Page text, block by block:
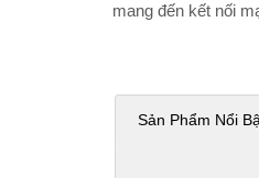
mang đến kết nối
Sản Phẩm Nổi